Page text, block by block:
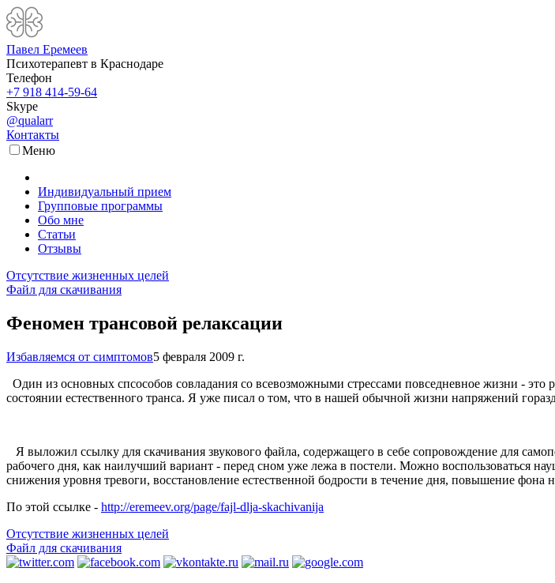
Павел Еремеев
Психотерапевт в Краснодаре
Телефон
+7 918 414-59-64
Skype
@qualarr
Контакты
Меню
Индивидуальный прием
Групповые программы
Обо мне
Статьи
Отзывы
Отсутствие жизненных целей
Файл для скачивания
Феномен трансовой релаксации
Избавляемся от симптомов5 февраля 2009 г.
Один из основных спсособов совладания со всевозможными стрессами повседневное жизни - это
состоянии естественного транса. Я уже писал о том, что в нашей обычной жизни напряжений
Я выложил ссылку для скачивания звукового файла, содержащего в себе сопровождение для
рабочего дня, как наилучший вариант - перед сном уже лежа в постели. Можно воспользоваться
снижения уровня тревоги, восстановление естественной бодрости в течение дня, повышение фона
По этой ссылке - http://eremeev.org/page/fajl-dlja-skachivanija
Отсутствие жизненных целей
Файл для скачивания